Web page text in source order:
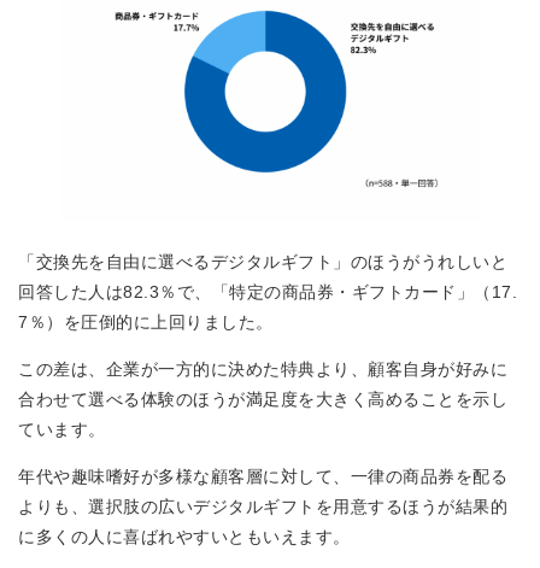
「交換先を自由に選べるデジタルギフト」のほうがうれしいと
回答した人は82.3％で、「特定の商品券・ギフトカード」（17.
7％）を圧倒的に上回りました。
この差は、企業が一方的に決めた特典より、顧客自身が好みに
合わせて選べる体験のほうが満足度を大きく高めることを示し
ています。
年代や趣味嗜好が多様な顧客層に対して、一律の商品券を配る
よりも、選択肢の広いデジタルギフトを用意するほうが結果的
に多くの人に喜ばれやすいともいえます。